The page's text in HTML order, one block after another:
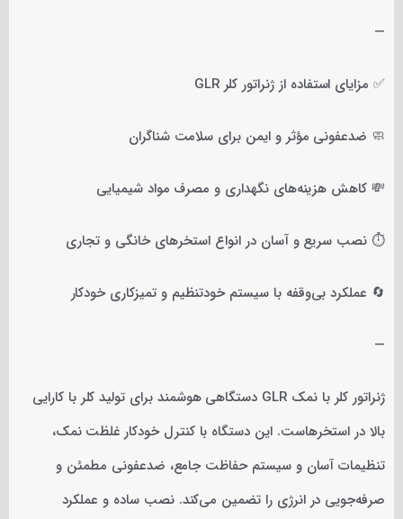
—
✅ مزایای استفاده از ژنراتور کلر GLR
🧼 ضدعفونی مؤثر و ایمن برای سلامت شناگران
💸 کاهش هزینه‌های نگهداری و مصرف مواد شیمیایی
⏱️ نصب سریع و آسان در انواع استخرهای خانگی و تجاری
🔄 عملکرد بی‌وقفه با سیستم خودتنظیم و تمیزکاری خودکار
—
ژنراتور کلر با نمک GLR دستگاهی هوشمند برای تولید کلر با کارایی
بالا در استخرهاست. این دستگاه با کنترل خودکار غلظت نمک،
تنظیمات آسان و سیستم حفاظت جامع، ضدعفونی مطمئن و
صرفه‌جویی در انرژی را تضمین می‌کند. نصب ساده و عملکرد